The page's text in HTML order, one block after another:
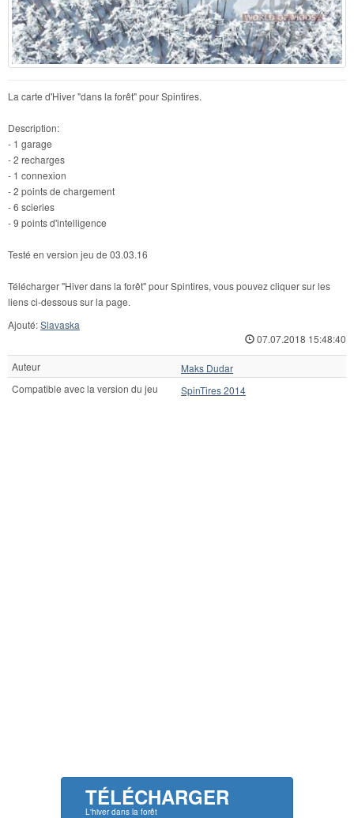
La carte d'Hiver "dans la forêt" pour Spintires.
Description:
- 1 garage
- 2 recharges
- 1 connexion
- 2 points de chargement
- 6 scieries
- 9 points d'intelligence
Testé en version jeu de 03.03.16
Télécharger "Hiver dans la forêt" pour Spintires, vous pouvez cliquer sur les
liens ci-dessous sur la page.
Ajouté:Slavaska
07.07.2018 15:48:40
Auteur
Maks Dudar
Compatible avec la version du jeu
SpinTires 2014
TÉLÉCHARGER
L'hiver dans la forêt